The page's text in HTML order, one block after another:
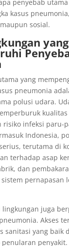
penyebab
kasus
sosial.
yang
yang
pneumonia
polusi udara.
risiko infeksi paru-
Indonesia,
terutama di
terhadap asap
dan
pernapasan
lingkungan juga
Akses
sanitasi yang baik